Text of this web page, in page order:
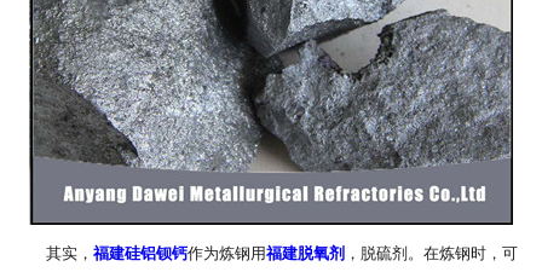
其实， 福建硅铝钡钙作为炼钢用福建脱氧剂 ，脱硫剂。在炼钢时，可